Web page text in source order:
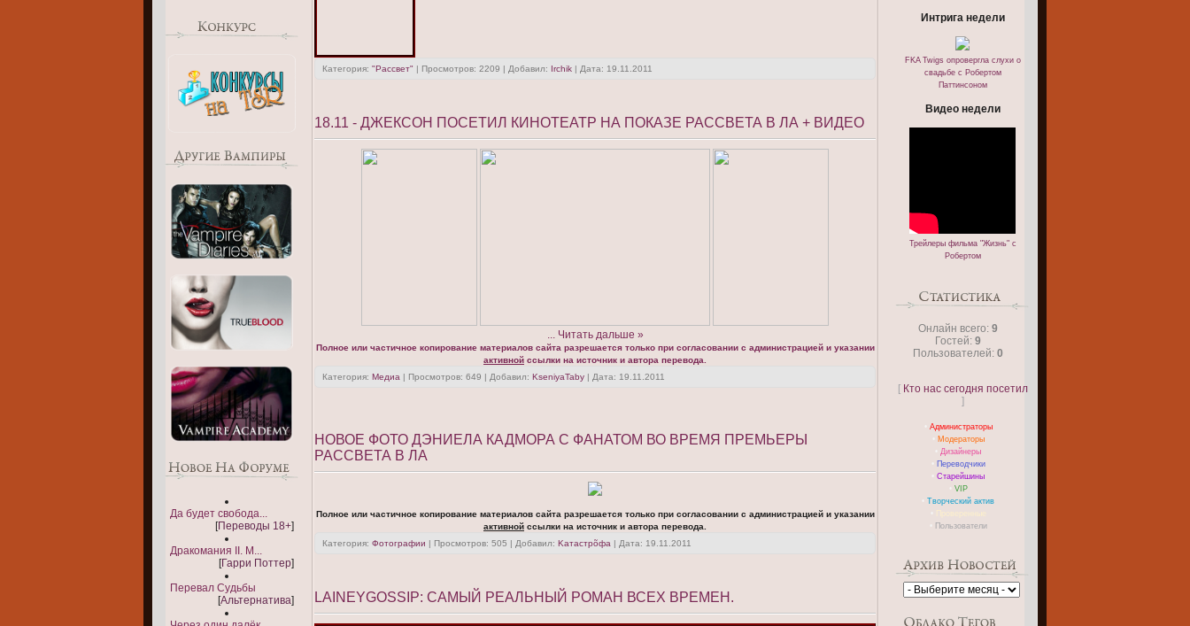
Да будет свобода...
[Переводы 18+]
Дракомания II. М...
[Гарри Поттер]
Перевал Судьбы
[Альтернатива]
Категория: "Рассвет" | Просмотров: 2209 | Добавил: Irchik | Дата: 19.11.2011
18.11 - ДЖЕКСОН ПОСЕТИЛ КИНОТЕАТР НА ПОКАЗЕ РАССВЕТА В ЛА + ВИДЕО
... Читать дальше »
Полное или частичное копирование материалов сайта разрешается только при согласовании с администрацией и указании
активной ссылки на источник и автора перевода.
Категория: Медиа | Просмотров: 649 | Добавил: KseniyaTaby | Дата: 19.11.2011
НОВОЕ ФОТО ДЭНИЕЛА КАДМОРА С ФАНАТОМ ВО ВРЕМЯ ПРЕМЬЕРЫ
РАССВЕТА В ЛА
Полное или частичное копирование материалов сайта разрешается только при согласовании с администрацией и указании
активной ссылки на источник и автора перевода.
Категория: Фотографии | Просмотров: 505 | Добавил: Kатастрõфа | Дата: 19.11.2011
LAINEYGOSSIP: САМЫЙ РЕАЛЬНЫЙ РОМАН ВСЕХ ВРЕМЕН.
Интрига недели
FKA Twigs опровергла слухи о
свадьбе с Робертом
Паттинсоном
Видео недели
Трейлеры фильма "Жизнь" с
Робертом
Онлайн всего: 9
Гостей: 9
Пользователей: 0
[ Кто нас сегодня посетил
]
• Администраторы
• Модераторы
• Дизайнеры
• Переводчики
• Старейшины
• VIP
• Творческий актив
•
• Пользователи